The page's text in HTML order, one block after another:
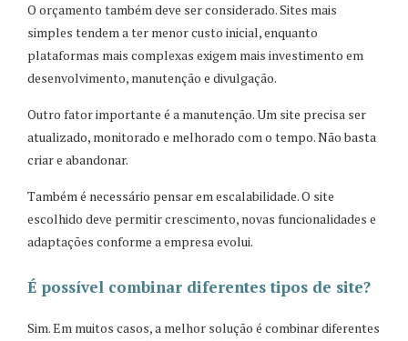
O orçamento também deve ser considerado. Sites mais
simples tendem a ter menor custo inicial, enquanto
plataformas mais complexas exigem mais investimento em
desenvolvimento, manutenção e divulgação.
Outro fator importante é a manutenção. Um site precisa ser
atualizado, monitorado e melhorado com o tempo. Não basta
criar e abandonar.
Também é necessário pensar em escalabilidade. O site
escolhido deve permitir crescimento, novas funcionalidades e
adaptações conforme a empresa evolui.
É possível combinar diferentes tipos de site?
Sim. Em muitos casos, a melhor solução é combinar diferentes